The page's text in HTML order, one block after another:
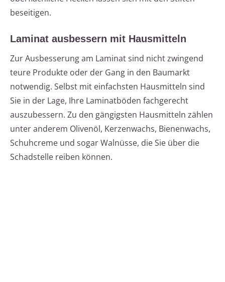
beseitigen.
Laminat ausbessern mit Hausmitteln
Zur Ausbesserung am Laminat sind nicht zwingend
teure Produkte oder der Gang in den Baumarkt
notwendig. Selbst mit einfachsten Hausmitteln sind
Sie in der Lage, Ihre Laminatböden fachgerecht
auszubessern. Zu den gängigsten Hausmitteln zählen
unter anderem Olivenöl, Kerzenwachs, Bienenwachs,
Schuhcreme und sogar Walnüsse, die Sie über die
Schadstelle reiben können.